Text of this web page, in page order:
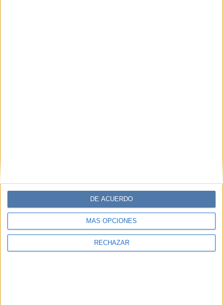
MÁS OPCIONES
RECHAZAR
DE ACUERDO